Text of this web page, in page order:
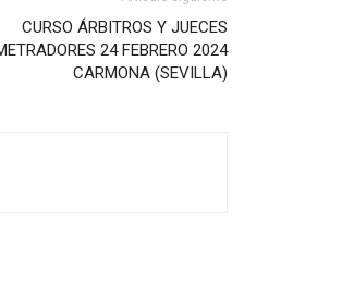
CURSO ÁRBITROS Y JUECES
24 FEBRERO 2024
CARMONA (SEVILLA)